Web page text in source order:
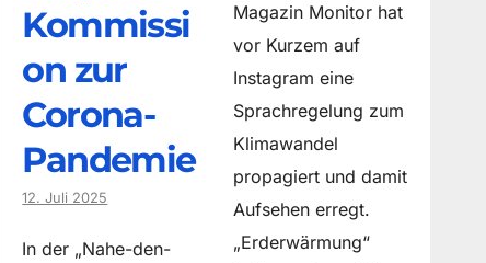
Kommissi
on zur
Corona-
Pandemie
12. Juli 2025
In der „Nahe-den-
Magazin Monitor hat
vor Kurzem auf
Instagram eine
Sprachregelung zum
Klimawandel
propagiert und damit
Aufsehen erregt.
„Erderwärmung“